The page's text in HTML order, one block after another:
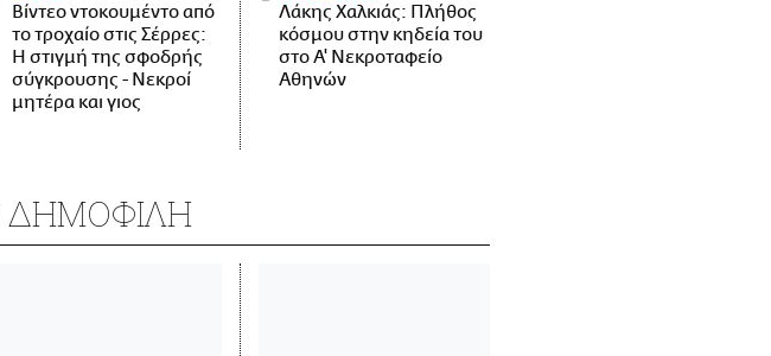
Βίντεο ντοκουμέντο από
το τροχαίο στις Σέρρες:
Η στιγμή της σφοδρής
σύγκρουσης - Νεκροί
μητέρα και γιος
Λάκης Χαλκιάς: Πλήθος
κόσμου στην κηδεία του
στο Α' Νεκροταφείο
Αθηνών
ΔΗΜΟΦΙΛΗ